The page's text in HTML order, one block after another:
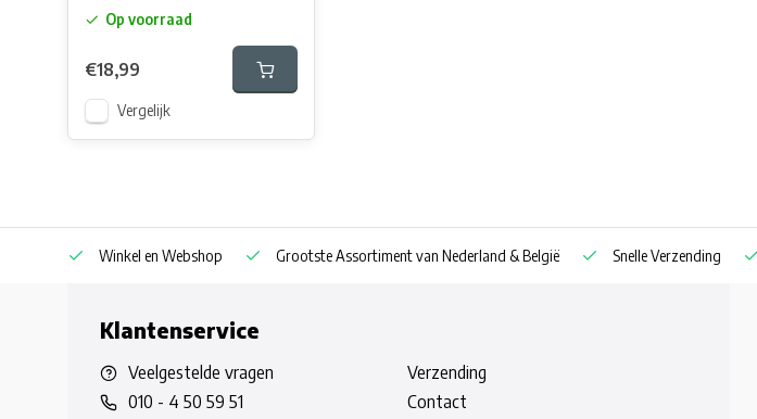
Op voorraad
€18,99
Vergelijk
Winkel en Webshop Grootste Assortiment van Nederland & België Snelle Verzending
Klantenservice
Veelgestelde vragen
010 - 4 50 59 51
Verzending
Contact